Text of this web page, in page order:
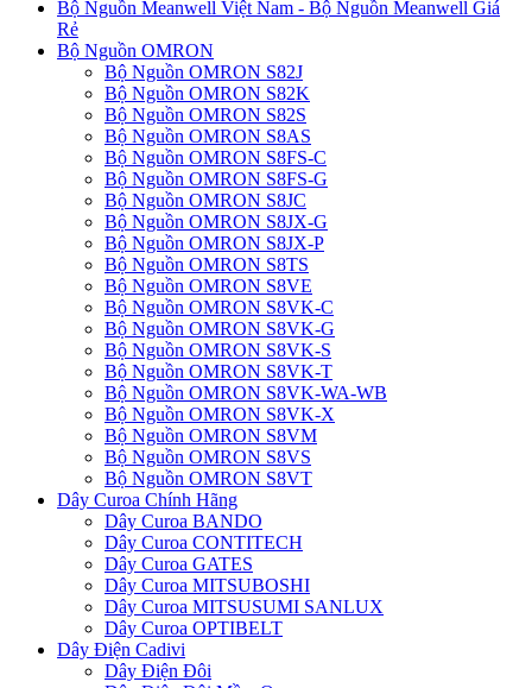
Bộ Nguồn Meanwell Việt Nam - Bộ Nguồn Meanwell Giá
Rẻ
Bộ Nguồn OMRON
Bộ Nguồn OMRON S82J
Bộ Nguồn OMRON S82K
Bộ Nguồn OMRON S82S
Bộ Nguồn OMRON S8AS
Bộ Nguồn OMRON S8FS-C
Bộ Nguồn OMRON S8FS-G
Bộ Nguồn OMRON S8JC
Bộ Nguồn OMRON S8JX-G
Bộ Nguồn OMRON S8JX-P
Bộ Nguồn OMRON S8TS
Bộ Nguồn OMRON S8VE
Bộ Nguồn OMRON S8VK-C
Bộ Nguồn OMRON S8VK-G
Bộ Nguồn OMRON S8VK-S
Bộ Nguồn OMRON S8VK-T
Bộ Nguồn OMRON S8VK-WA-WB
Bộ Nguồn OMRON S8VK-X
Bộ Nguồn OMRON S8VM
Bộ Nguồn OMRON S8VS
Bộ Nguồn OMRON S8VT
Dây Curoa Chính Hãng
Dây Curoa BANDO
Dây Curoa CONTITECH
Dây Curoa GATES
Dây Curoa MITSUBOSHI
Dây Curoa MITSUSUMI SANLUX
Dây Curoa OPTIBELT
Dây Điện Cadivi
Dây Điện Đôi